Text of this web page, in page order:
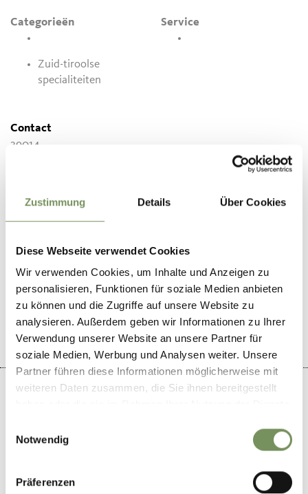
Zustimmung Details Über Cookies
Diese Webseite verwendet Cookies
Wir verwenden Cookies, um Inhalte und Anzeigen zu
personalisieren, Funktionen für soziale Medien anbieten
zu können und die Zugriffe auf unsere Website zu
analysieren. Außerdem geben wir Informationen zu Ihrer
Verwendung unserer Website an unsere Partner für
soziale Medien, Werbung und Analysen weiter. Unsere
Partner führen diese Informationen möglicherweise mit
weiteren Daten zusammen, die Sie ihnen bereitgestellt
Notwendig
Präferenzen
Categorieën Service
Zuid-tiroolse
specialiteiten
Contact
39014
+39 0473 291135
WAS DE INHOUD NUTTIG VOOR U?
+